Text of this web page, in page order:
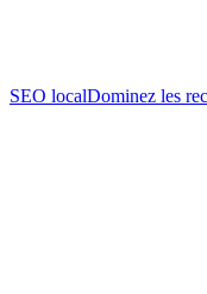
SEO localDominez les